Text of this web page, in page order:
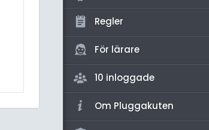
Regler
För lärare
10 inloggade
Om Pluggakuten